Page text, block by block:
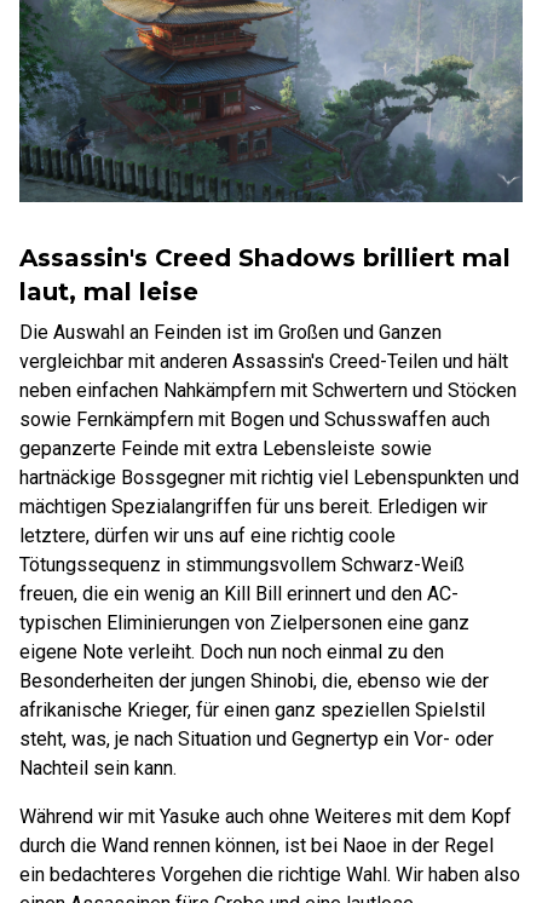
Assassin's Creed Shadows brilliert mal
laut, mal leise
Die Auswahl an Feinden ist im Großen und Ganzen
vergleichbar mit anderen Assassin's Creed-Teilen und hält
neben einfachen Nahkämpfern mit Schwertern und Stöcken
sowie Fernkämpfern mit Bogen und Schusswaffen auch
gepanzerte Feinde mit extra Lebensleiste sowie
hartnäckige Bossgegner mit richtig viel Lebenspunkten und
mächtigen Spezialangriffen für uns bereit. Erledigen wir
letztere, dürfen wir uns auf eine richtig coole
Tötungssequenz in stimmungsvollem Schwarz-Weiß
freuen, die ein wenig an Kill Bill erinnert und den AC-
typischen Eliminierungen von Zielpersonen eine ganz
eigene Note verleiht. Doch nun noch einmal zu den
Besonderheiten der jungen Shinobi, die, ebenso wie der
afrikanische Krieger, für einen ganz speziellen Spielstil
steht, was, je nach Situation und Gegnertyp ein Vor- oder
Nachteil sein kann.
Während wir mit Yasuke auch ohne Weiteres mit dem Kopf
durch die Wand rennen können, ist bei Naoe in der Regel
ein bedachteres Vorgehen die richtige Wahl. Wir haben also